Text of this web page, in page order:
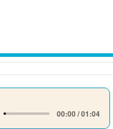
00:00 / 01:04